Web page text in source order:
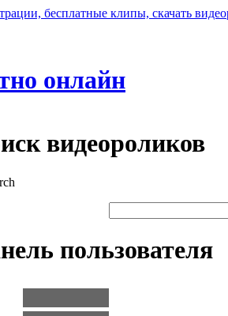
онлайн
видеороликов
пользователя